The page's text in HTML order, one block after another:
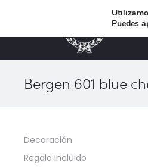
Bergen 601 blue
Decoración
Regalo incluido
Puedes